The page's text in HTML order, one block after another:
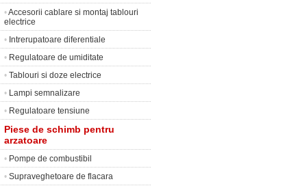
•Accesorii cablare si montaj tablouri
electrice
• Intrerupatoare diferentiale
• Regulatoare de umiditate
• Tablouri si doze electrice
• Lampi semnalizare
• Regulatoare tensiune
Piese de schimb pentru
arzatoare
• Pompe de combustibil
• Supraveghetoare de flacara